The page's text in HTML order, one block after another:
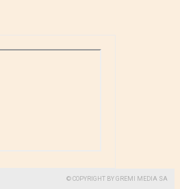
© COPYRIGHT BY GREMI MEDIA SA